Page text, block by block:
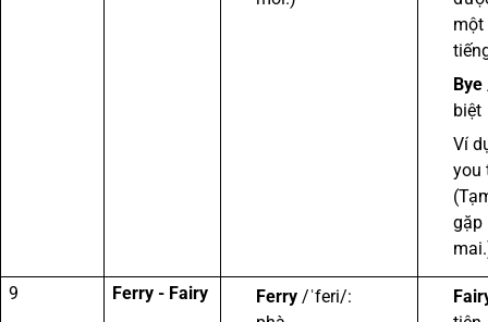
một
Bye
biệt
Ví
you
gặp
9 Ferry - Fairy Ferry/ˈferi/: